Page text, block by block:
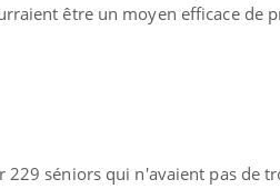
être un moyen efficace de
229 séniors qui n'avaient pas de